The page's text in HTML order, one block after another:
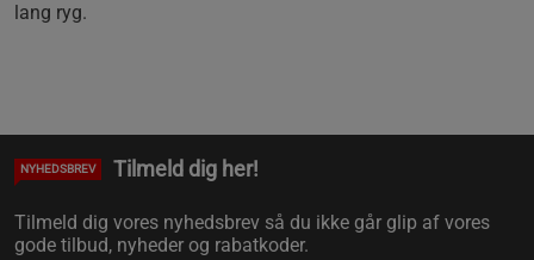
lang ryg.
NYHEDSBREV Tilmeld dig her!
Tilmeld dig vores nyhedsbrev så du ikke går glip af vores
gode tilbud, nyheder og rabatkoder.